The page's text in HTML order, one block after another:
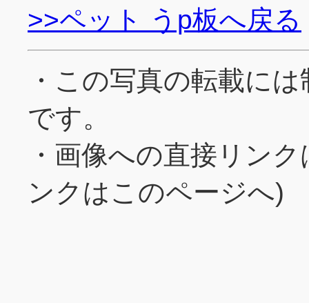
>>ペット うp板へ戻る
・この写真の転載に
です。
・画像への直接リン
ンクはこのページへ)